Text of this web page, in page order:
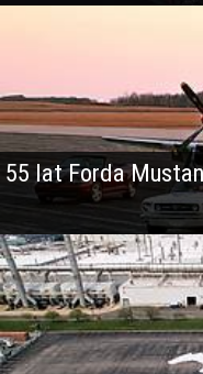
55 lat Forda